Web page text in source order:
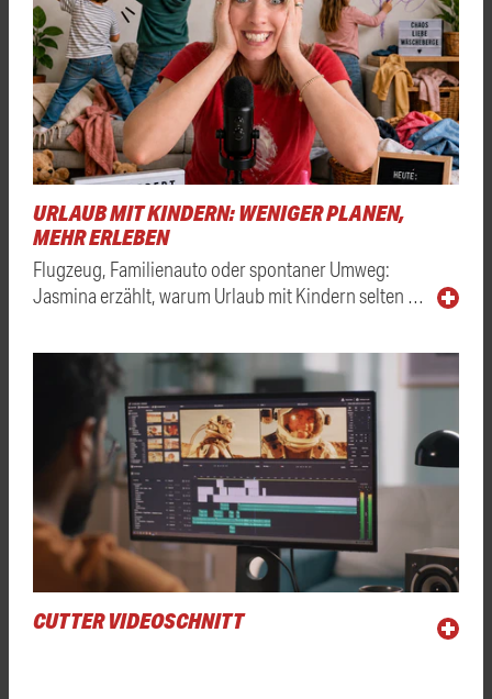
URLAUB MIT KINDERN: WENIGER PLANEN,
MEHR ERLEBEN
Flugzeug, Familienauto oder spontaner Umweg:
Jasmina erzählt, warum Urlaub mit Kindern selten …
CUTTER VIDEOSCHNITT